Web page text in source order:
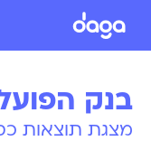
בנק
מצגת תוצאות